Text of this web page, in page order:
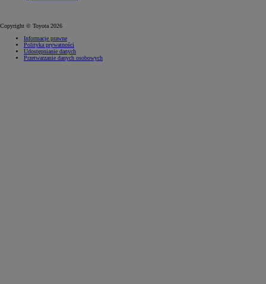
Copyright © Toyota 2026
Informacje prawne
Polityka prywatności
Udostępnianie danych
Przetwarzanie danych osobowych